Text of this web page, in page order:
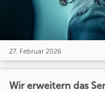
27. Februar 2026
Wir erweitern das